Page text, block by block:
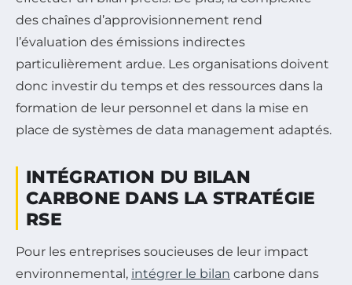
des chaînes d’approvisionnement rend
l’évaluation des émissions indirectes
particulièrement ardue. Les organisations doivent
donc investir du temps et des ressources dans la
formation de leur personnel et dans la mise en
place de systèmes de data management adaptés.
INTÉGRATION DU BILAN
CARBONE DANS LA STRATÉGIE
RSE
Pour les entreprises soucieuses de leur impact
environnemental, intégrer le bilan carbone dans